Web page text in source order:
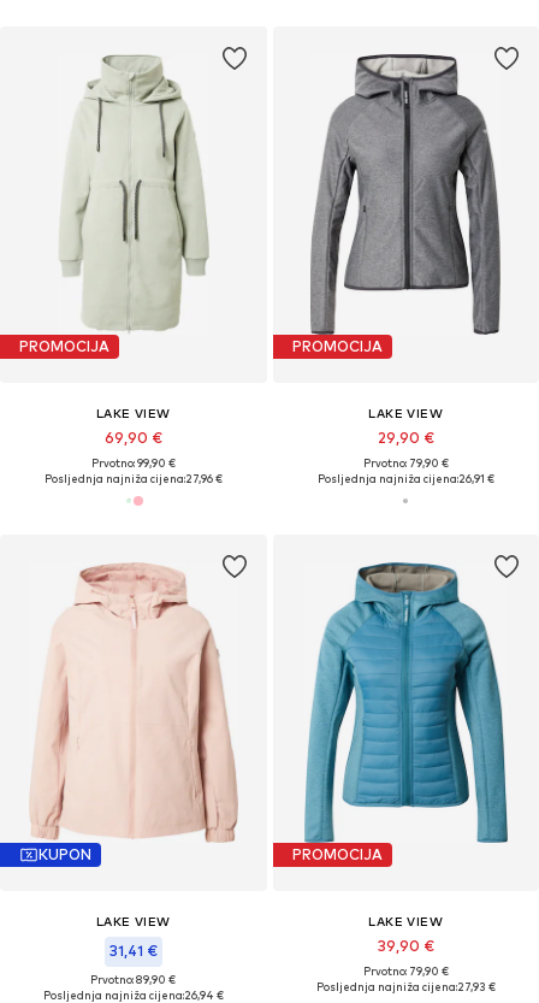
PROMOCIJA
LAKE VIEW
69,90 €
Prvotno: 99,90 €
Posljednja najniža cijena:27,96 €
PROMOCIJA
LAKE VIEW
29,90 €
Prvotno: 79,90 €
Posljednja najniža cijena:26,91 €
KUPON
LAKE VIEW
31,41 €
Prvotno: 89,90 €
Posljednja najniža cijena:26,94 €
PROMOCIJA
LAKE VIEW
39,90 €
Prvotno: 79,90 €
Posljednja najniža cijena:27,93 €